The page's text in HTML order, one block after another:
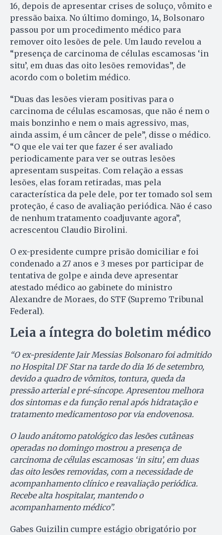
16, depois de apresentar crises de soluço, vômito e
pressão baixa. No último domingo, 14, Bolsonaro
passou por um procedimento médico para
remover oito lesões de pele. Um laudo revelou a
“presença de carcinoma de células escamosas ‘in
situ’, em duas das oito lesões removidas”, de
acordo com o boletim médico.
“Duas das lesões vieram positivas para o
carcinoma de células escamosas, que não é nem o
mais bonzinho e nem o mais agressivo, mas,
ainda assim, é um câncer de pele”, disse o médico.
“O que ele vai ter que fazer é ser avaliado
periodicamente para ver se outras lesões
apresentam suspeitas. Com relação a essas
lesões, elas foram retiradas, mas pela
característica da pele dele, por ter tomado sol sem
proteção, é caso de avaliação periódica. Não é caso
de nenhum tratamento coadjuvante agora”,
acrescentou Claudio Birolini.
O ex-presidente cumpre prisão domiciliar e foi
condenado a 27 anos e 3 meses por participar de
tentativa de golpe e ainda deve apresentar
atestado médico ao gabinete do ministro
Alexandre de Moraes, do STF (Supremo Tribunal
Federal).
Leia a íntegra do boletim médico
“O ex-presidente Jair Messias Bolsonaro foi admitido
no Hospital DF Star na tarde do dia 16 de setembro,
devido a quadro de vômitos, tontura, queda da
pressão arterial e pré-síncope. Apresentou melhora
dos sintomas e da função renal após hidratação e
tratamento medicamentoso por via endovenosa.
O laudo anátomo patológico das lesões cutâneas
operadas no domingo mostrou a presença de
carcinoma de células escamosas ‘in situ’, em duas
das oito lesões removidas, com a necessidade de
acompanhamento clínico e reavaliação periódica.
Recebe alta hospitalar, mantendo o
acompanhamento médico”.
Gabes Guizilin cumpre estágio obrigatório por